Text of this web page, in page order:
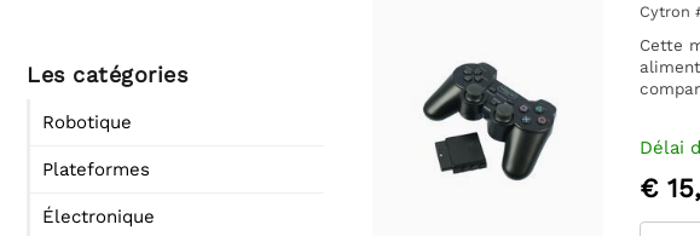
Les catégories
Robotique
Plateformes
Électronique
Cytron
Cette
Délai
€